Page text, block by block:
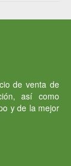
de venta de
así como
y de la mejor